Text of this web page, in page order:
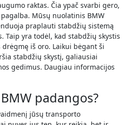
raktas. Čia ypač svarbi gero,
Mūsų nuolatinis BMW
praplauti stabdžių sistemą
Taip yra todėl, kad stabdžių skystis
iš oro. Laikui bėgant ši
stabdžių skystį, galiausiai
gedimus. Daugiau informacijos
padangos?
jūsų transporto